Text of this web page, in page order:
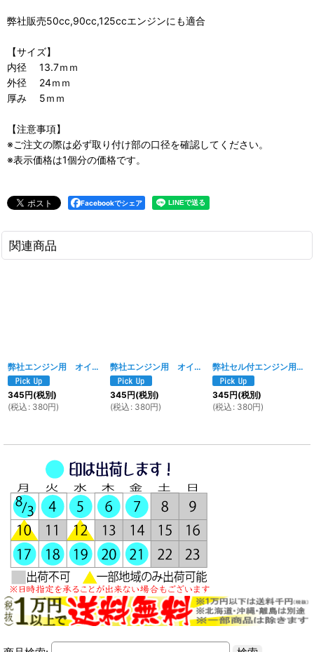
弊社販売50cc,90cc,125ccエンジンにも適合
【サイズ】
内径 13.7ｍｍ
外径 24ｍｍ
厚み 5ｍｍ
【注意事項】
※ご注文の際は必ず取り付け部の口径を確認してください。
※表示価格は1個分の価格です。
Facebookでシェア
関連商品
弊社エンジン用 オイルシール 11.6×24×10（ギアシフト側） [2007w]
345円(税別)
(税込 : 380円)
弊社エンジン用 オイルシール 18.9×30×5 [1436w
345円(税別)
(税込 : 380円)
弊社セル付エンジン用 オイルシール 30×42×4.5
345円(税別)
(税込 : 380円)